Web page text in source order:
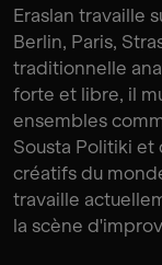
Eraslan travaille
Berlin, Paris,
traditionnelle
forte et libre, il
ensembles
Sousta Politiki et
créatifs du
travaille
la scène